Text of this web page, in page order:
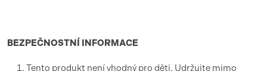
BEZPEČNOSTNÍ INFORMACE
Tento produkt není vhodný pro děti. Udržujte mimo